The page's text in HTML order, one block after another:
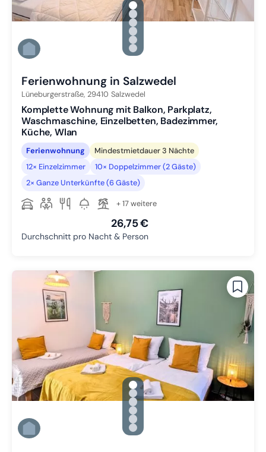
gallery.slide_selector
Zu Slide 1 wechseln
Zu Slide 2 wechseln
Zu Slide 3 wechseln
Zu Slide 4 wechseln
Zu Slide 5 wechseln
Zu Slide 6 wechseln
Ferienwohnung in Salzwedel
Lüneburgerstraße, 29410 Salzwedel
Komplette Wohnung mit Balkon, Parkplatz,
Waschmaschine, Einzelbetten, Badezimmer,
Küche, Wlan
Ferienwohnung
Mindestmietdauer 3 Nächte
12× Einzelzimmer
10× Doppelzimmer (2 Gäste)
2× Ganze Unterkünfte (6 Gäste)
+ 17 weitere
26,75 €
Durchschnitt pro Nacht & Person
gallery.slide_selector
Zu Slide 1 wechseln
Zu Slide 2 wechseln
Zu Slide 3 wechseln
Zu Slide 4 wechseln
Zu Slide 5 wechseln
Zu Slide 6 wechseln